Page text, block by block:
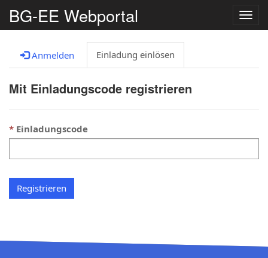
BG-EE Webportal
Anmelden Einladung einlösen
Mit Einladungscode registrieren
Einladungscode
Registrieren